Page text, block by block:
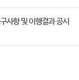
사항 및 이행결과 공시